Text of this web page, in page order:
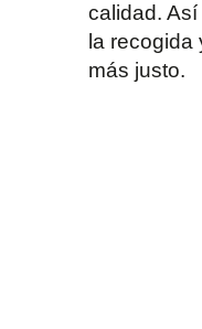
calidad.
la recogida
más justo.